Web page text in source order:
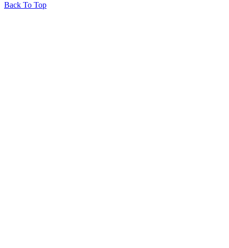
Back To Top